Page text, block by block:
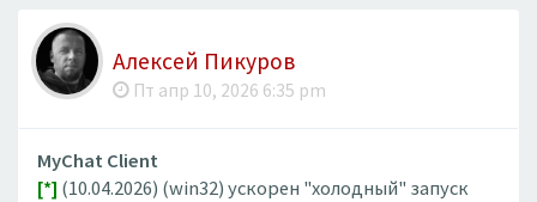
Алексей Пикуров
Пт апр 10, 2026 6:35 pm
MyChat Client
[*] (10.04.2026) (win32) ускорен "холодный" запуск